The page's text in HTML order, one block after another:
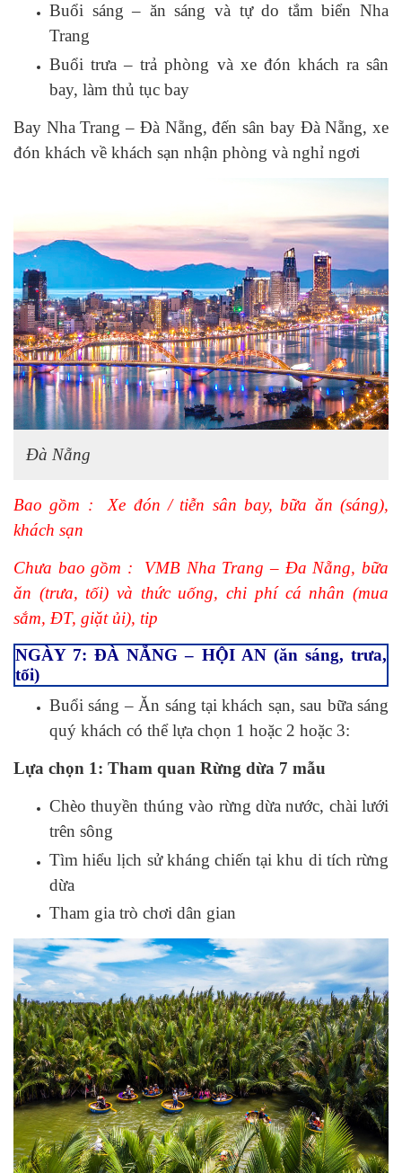
Buổi sáng – ăn sáng và tự do tắm biển Nha
Trang
Buổi trưa – trả phòng và xe đón khách ra sân
bay, làm thủ tục bay
Bay Nha Trang – Đà Nẵng, đến sân bay Đà Nẵng, xe
đón khách về khách sạn nhận phòng và nghỉ ngơi
Đà Nẵng
Bao gồm : Xe đón / tiễn sân bay, bữa ăn (sáng),
khách sạn
Chưa bao gồm : VMB Nha Trang – Đa Nẵng, bữa
ăn (trưa, tối) và thức uống, chi phí cá nhân (mua
sắm, ĐT, giặt ủi), tip
NGÀY 7: ĐÀ NẴNG – HỘI AN (ăn sáng, trưa,
tối)
Buổi sáng – Ăn sáng tại khách sạn, sau bữa sáng
quý khách có thể lựa chọn 1 hoặc 2 hoặc 3:
Lựa chọn 1: Tham quan Rừng dừa 7 mẫu
Chèo thuyền thúng vào rừng dừa nước, chài lưới
trên sông
Tìm hiểu lịch sử kháng chiến tại khu di tích rừng
dừa
Tham gia trò chơi dân gian